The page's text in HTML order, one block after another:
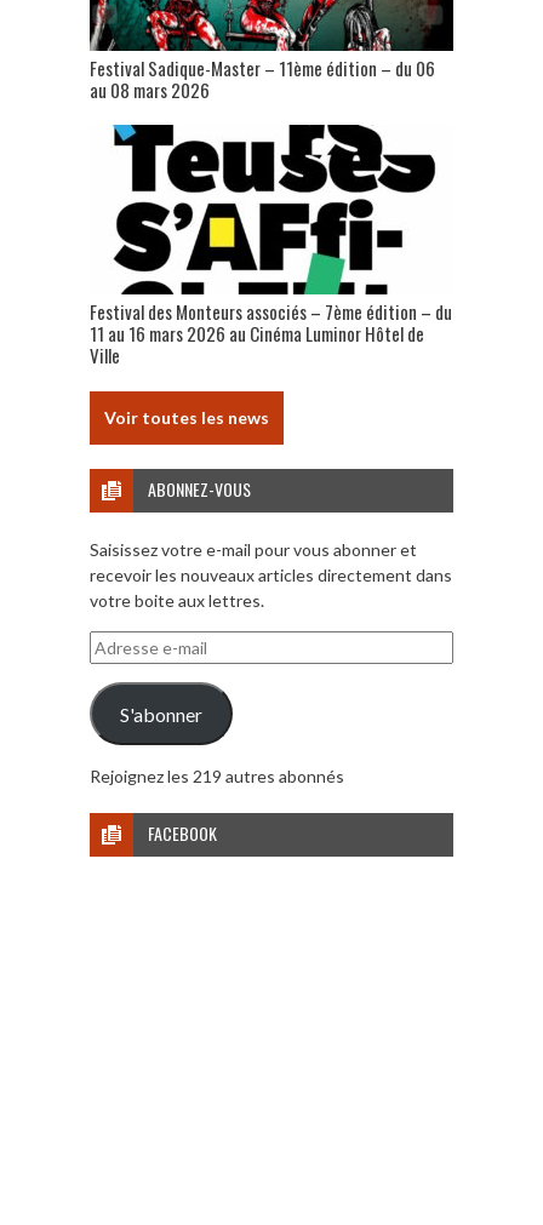
Festival Sadique-Master – 11ème édition – du 06
au 08 mars 2026
Festival des Monteurs associés – 7ème édition – du
11 au 16 mars 2026 au Cinéma Luminor Hôtel de
Ville
Voir toutes les news
ABONNEZ-VOUS
Saisissez votre e-mail pour vous abonner et
recevoir les nouveaux articles directement dans
votre boite aux lettres.
Adresse
e-
mail
S'abonner
Rejoignez les 219 autres abonnés
FACEBOOK